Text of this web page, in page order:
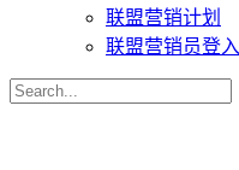
联盟营销计划
联盟营销员登入
Search
for: